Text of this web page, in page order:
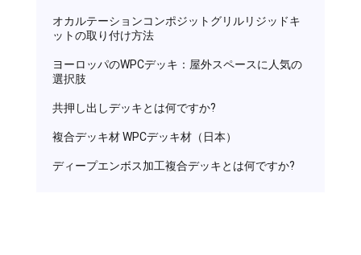
オカルテーションコンポジットグリルリジッドキ
ットの取り付け方法
ヨーロッパのWPCデッキ：屋外スペースに人気の
選択肢
共押し出しデッキとは何ですか?
複合デッキ材 WPCデッキ材（日本）
ディープエンボス加工複合デッキとは何ですか?